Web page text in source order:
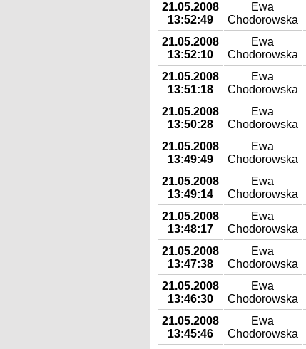
21.05.2008
13:52:49
Ewa
Chodorowska
21.05.2008
13:52:10
Ewa
Chodorowska
21.05.2008
13:51:18
Ewa
Chodorowska
21.05.2008
13:50:28
Ewa
Chodorowska
21.05.2008
13:49:49
Ewa
Chodorowska
21.05.2008
13:49:14
Ewa
Chodorowska
21.05.2008
13:48:17
Ewa
Chodorowska
21.05.2008
13:47:38
Ewa
Chodorowska
21.05.2008
13:46:30
Ewa
Chodorowska
21.05.2008
13:45:46
Ewa
Chodorowska